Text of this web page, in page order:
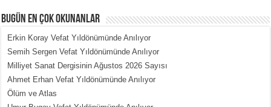
MEHMET ÇOBAN
İçerdeki Put Dışardaki Maskeler...
BUGÜN EN ÇOK OKUNANLAR
Erkin Koray Vefat Yıldönümünde Anılıyor
Semih Sergen Vefat Yıldönümünde Anılıyor
Milliyet Sanat Dergisinin Ağustos 2026 Sayısı
Ahmet Erhan Vefat Yıldönümünde Anılıyor
Ölüm ve Atlas